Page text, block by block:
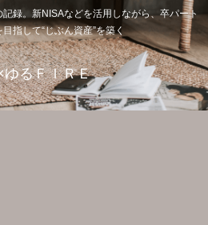
録。新NISAなどを活用しながら、卒パート
指して“じぶん資産”を築く
ゆるＦＩＲＥ